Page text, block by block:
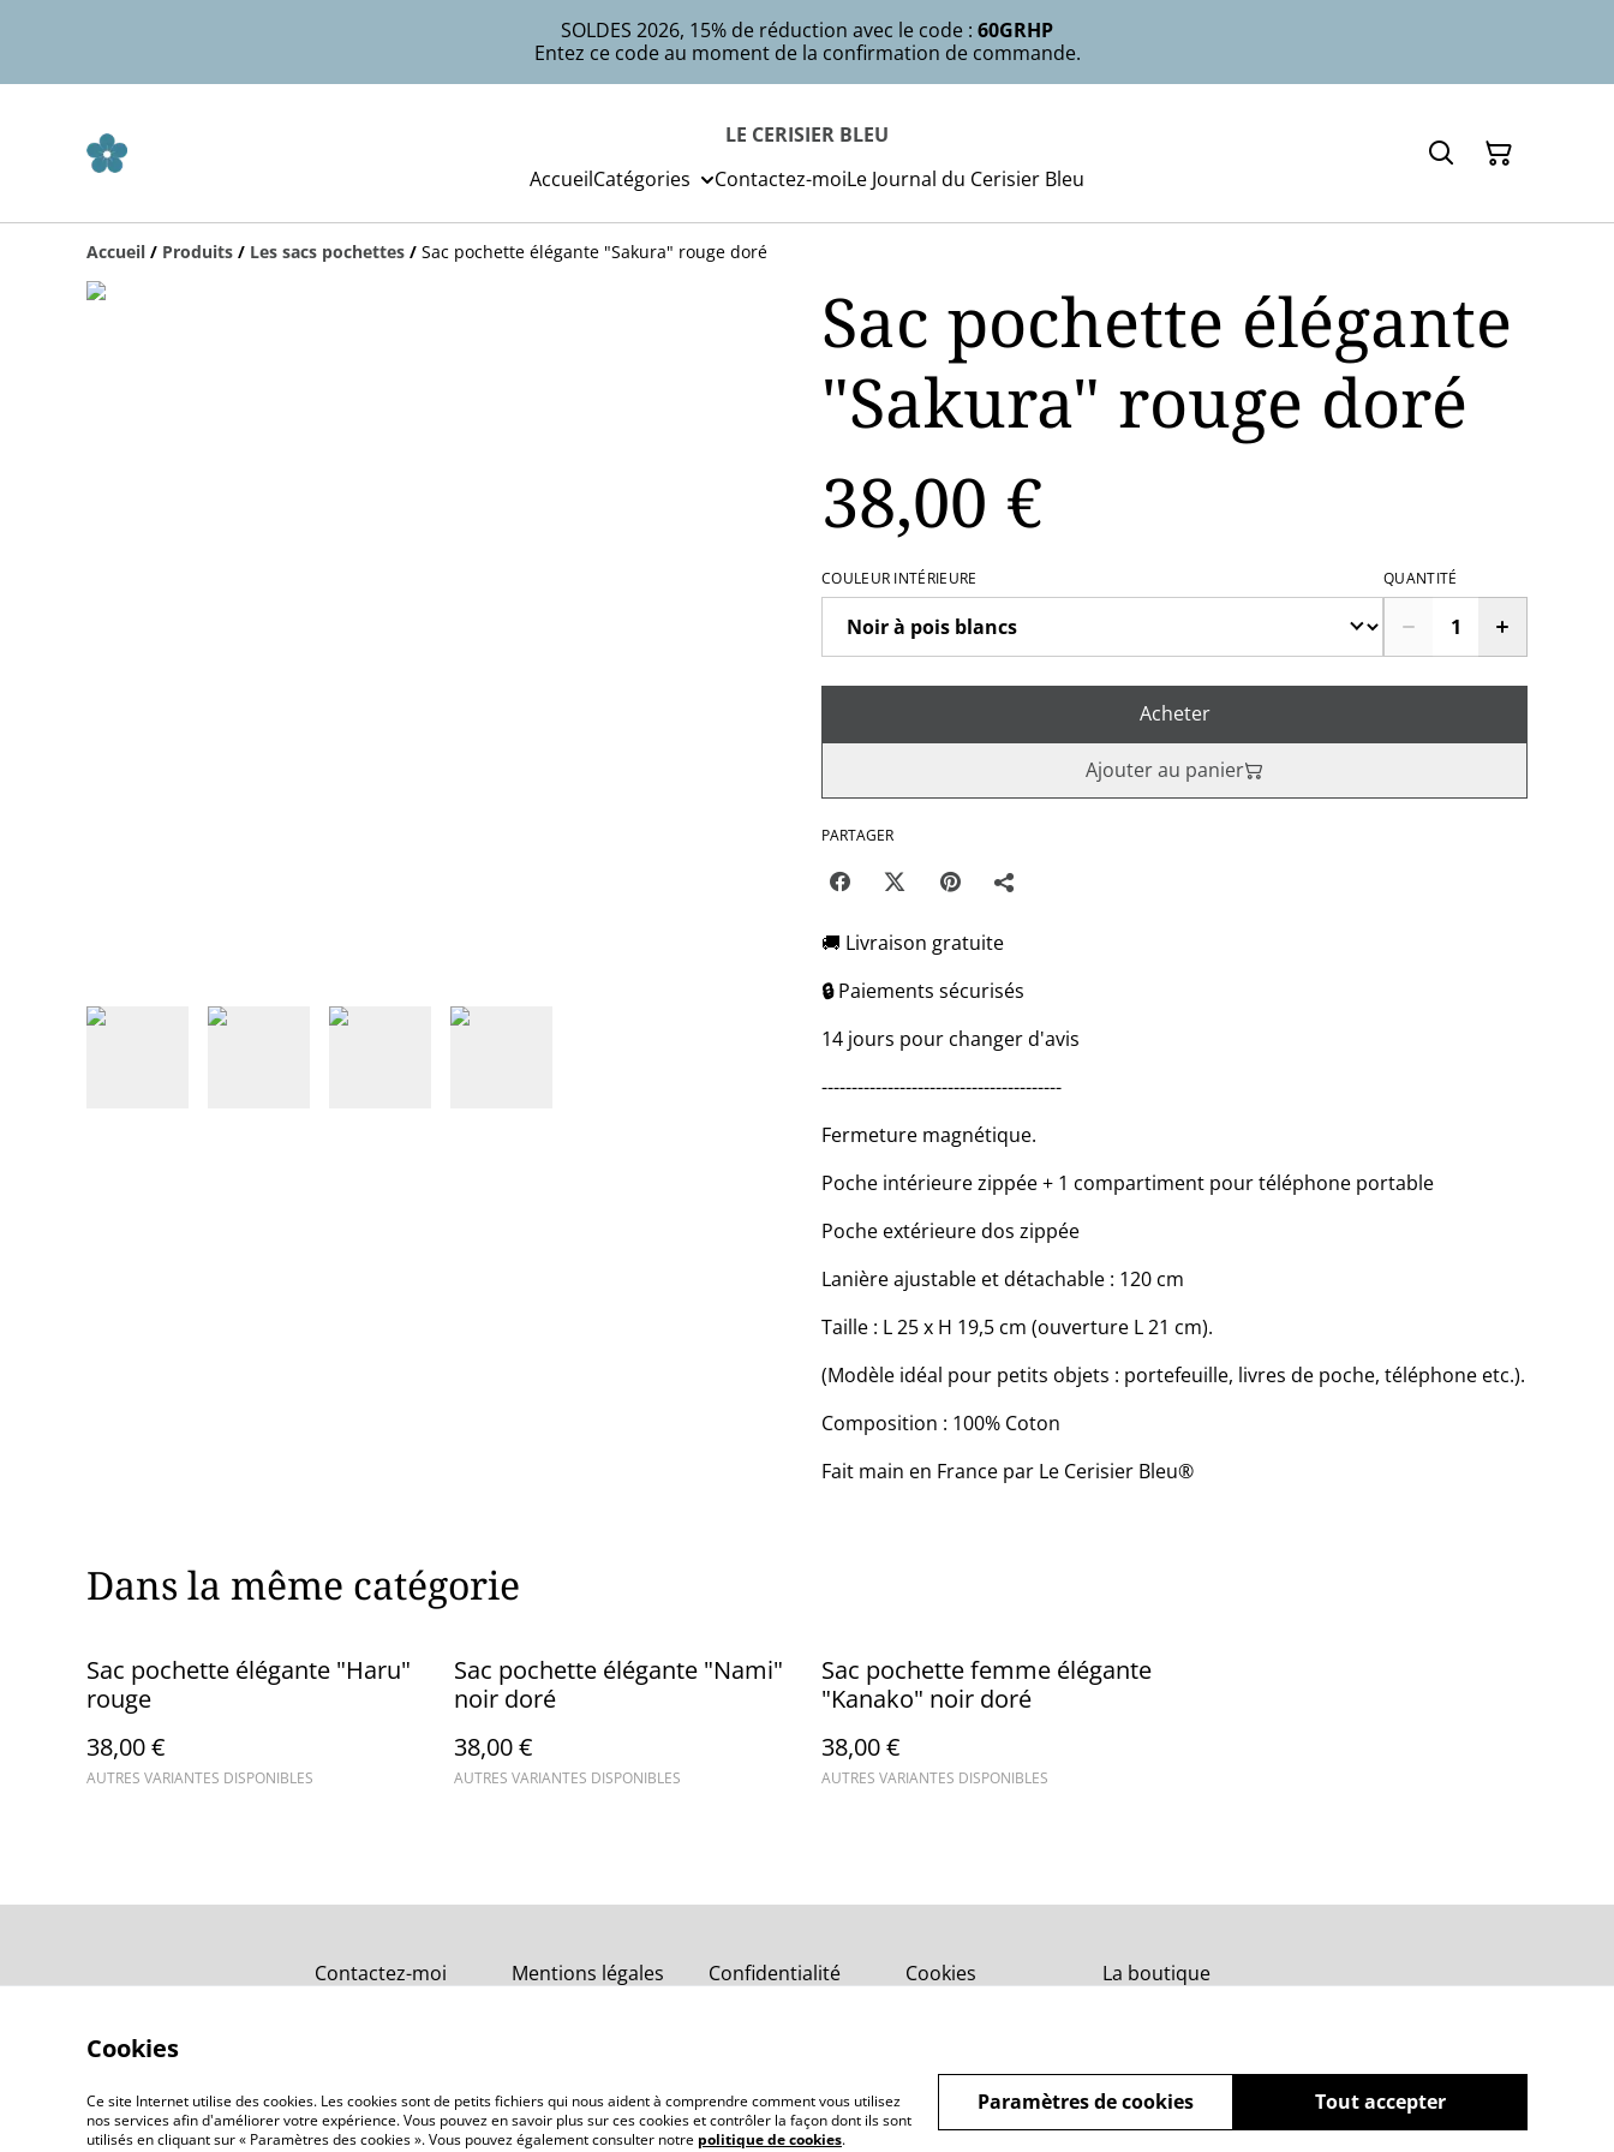
SOLDES 2026, 15% de réduction avec le code : 60GRHP
Entez ce code au moment de la confirmation de commande.
LE CERISIER BLEU
AccueilCatégories Contactez-moiLe Journal du Cerisier Bleu
Accueil / Produits / Les sacs pochettes / Sac pochette élégante "Sakura" rouge doré
Sac pochette élégante
"Sakura" rouge doré
38,00 €
COULEUR INTÉRIEURE QUANTITÉ
Acheter
Ajouter au panier
PARTAGER
🚚 Livraison gratuite
🔒Paiements sécurisés
14 jours pour changer d'avis
----------------------------------------
Fermeture magnétique.
Poche intérieure zippée + 1 compartiment pour téléphone portable
Poche extérieure dos zippée
Lanière ajustable et détachable : 120 cm
Taille : L 25 x H 19,5 cm (ouverture L 21 cm).
(Modèle idéal pour petits objets : portefeuille, livres de poche, téléphone etc.).
Composition : 100% Coton
Fait main en France par Le Cerisier Bleu®
Dans la même catégorie
Sac pochette élégante "Haru"
rouge
38,00 €
AUTRES VARIANTES DISPONIBLES
Sac pochette élégante "Nami"
noir doré
38,00 €
AUTRES VARIANTES DISPONIBLES
Sac pochette femme élégante
"Kanako" noir doré
38,00 €
AUTRES VARIANTES DISPONIBLES
Contactez-moi Mentions légales Confidentialité Cookies La boutique
Cookies
Ce site Internet utilise des cookies. Les cookies sont de petits fichiers qui nous aident à comprendre comment vous utilisez
nos services afin d'améliorer votre expérience. Vous pouvez en savoir plus sur ces cookies et contrôler la façon dont ils sont
utilisés en cliquant sur « Paramètres des cookies ». Vous pouvez également consulter notre politique de cookies.
Tout accepter
Paramètres de cookies